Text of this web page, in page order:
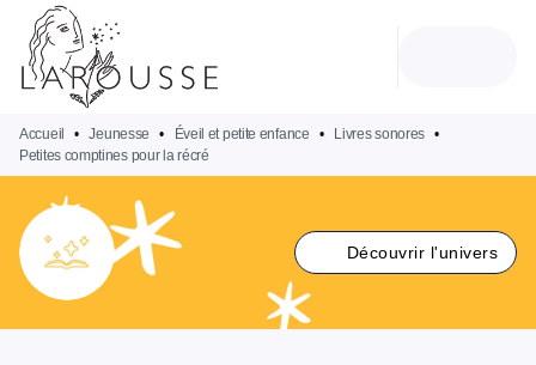
MENU
PIED DE PAGE
Accueil • Jeunesse • Éveil et petite enfance • Livres sonores •
Petites comptines pour la récré
Découvrir l'univers